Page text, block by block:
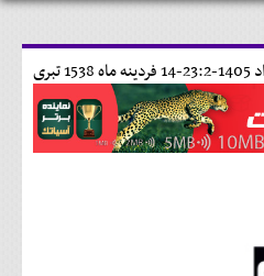
14 فردينه ماه 1538 تبری